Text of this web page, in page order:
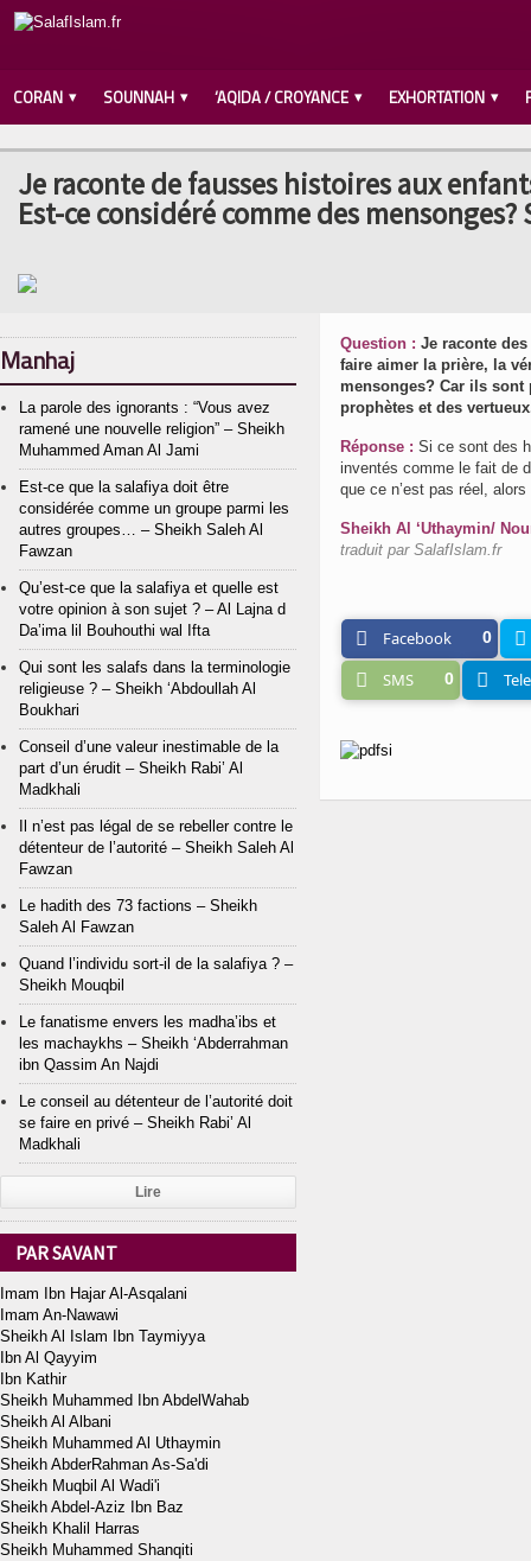
CORAN SOUNNAH ‘AQIDA / CROYANCE EXHORTATION
Je raconte de fausses histoires aux
Est-ce considéré comme des
Question : Je raconte
faire aimer la prière, la
mensonges? Car ils sont
prophètes et des
Réponse : Si ce sont des
inventés comme le fait de
que ce n’est pas réel, alors
Sheikh Al ‘Uthaymin/
traduit par SalafIslam.fr
Facebook 0
SMS 0
Manhaj
La parole des ignorants : “Vous avez
ramené une nouvelle religion” – Sheikh
Muhammed Aman Al Jami
Est-ce que la salafiya doit être
considérée comme un groupe parmi les
autres groupes… – Sheikh Saleh Al
Fawzan
Qu’est-ce que la salafiya et quelle est
votre opinion à son sujet ? – Al Lajna d
Da’ima lil Bouhouthi wal Ifta
Qui sont les salafs dans la terminologie
religieuse ? – Sheikh ‘Abdoullah Al
Boukhari
Conseil d’une valeur inestimable de la
part d’un érudit – Sheikh Rabi’ Al
Madkhali
Il n’est pas légal de se rebeller contre le
détenteur de l’autorité – Sheikh Saleh Al
Fawzan
Le hadith des 73 factions – Sheikh
Saleh Al Fawzan
Quand l’individu sort-il de la salafiya ? –
Sheikh Mouqbil
Le fanatisme envers les madha’ibs et
les machaykhs – Sheikh ‘Abderrahman
ibn Qassim An Najdi
Le conseil au détenteur de l’autorité doit
se faire en privé – Sheikh Rabi’ Al
Madkhali
Lire
PAR SAVANT
Imam Ibn Hajar Al-Asqalani
Imam An-Nawawi
Sheikh Al Islam Ibn Taymiyya
Ibn Al Qayyim
Ibn Kathir
Sheikh Muhammed Ibn AbdelWahab
Sheikh Al Albani
Sheikh Muhammed Al Uthaymin
Sheikh AbderRahman As-Sa'di
Sheikh Muqbil Al Wadi'i
Sheikh Abdel-Aziz Ibn Baz
Sheikh Khalil Harras
Sheikh Muhammed Shanqiti